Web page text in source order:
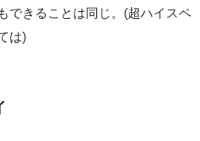
できることは同じ。(超ハイスペ
は)